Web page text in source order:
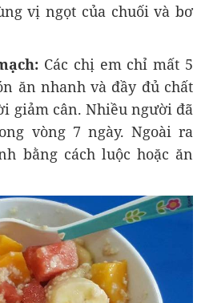
vị ngọt của chuối và bơ
Các chị em chỉ mất 5
ăn nhanh và đầy đủ chất
giảm cân. Nhiều người đã
vòng 7 ngày. Ngoài ra
bằng cách luộc hoặc ăn